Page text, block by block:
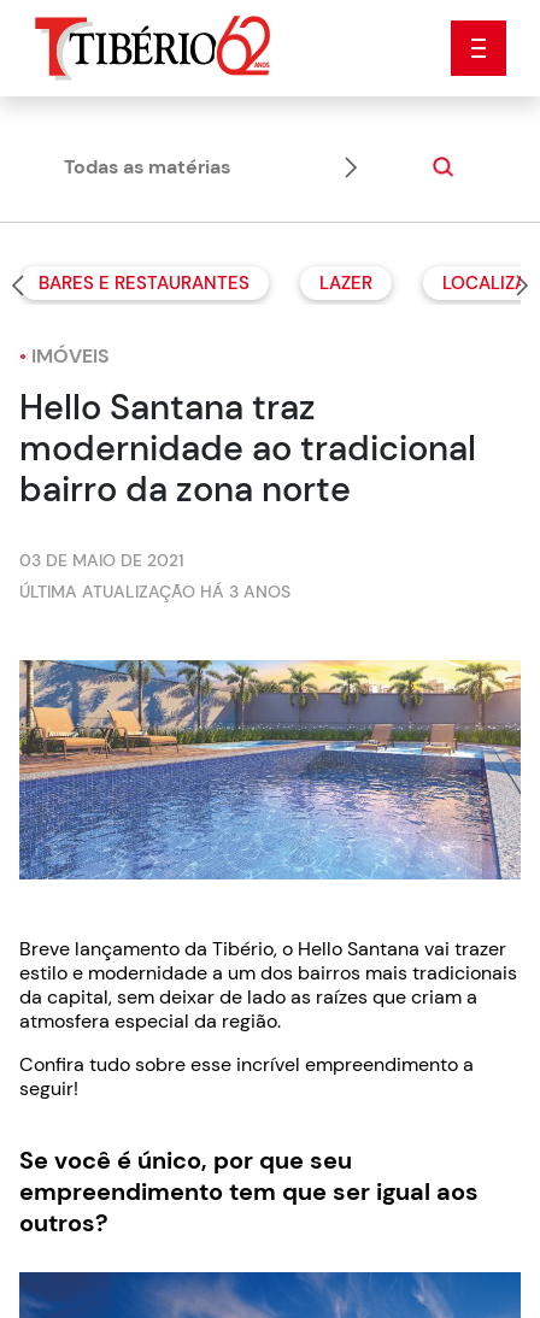
Todas as matérias Dicas
BARES E RESTAURANTES LAZER
• IMÓVEIS
Hello Santana traz
modernidade ao tradicional
bairro da zona norte
03 DE MAIO DE 2021
ÚLTIMA ATUALIZAÇÃO HÁ 3 ANOS
Breve lançamento da Tibério, o Hello Santana vai trazer
estilo e modernidade a um dos bairros mais tradicionais
da capital, sem deixar de lado as raízes que criam a
atmosfera especial da região.
Confira tudo sobre esse incrível empreendimento a
seguir!
Se você é único, por que seu
empreendimento tem que ser igual aos
outros?